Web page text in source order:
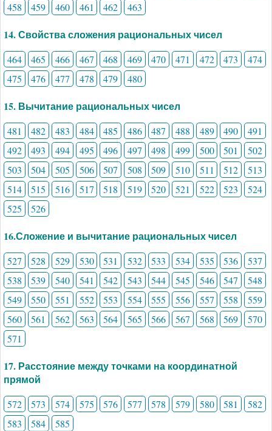
458
459 460 461 462 463
14. Свойства сложения рациональных чисел
464 465 466 467 468 469 470 471 472 473
474
475
476 477 478 479 480
15. Вычитание рациональных чисел
481 482 483 484 485 486 487 488 489 490
491
492
493 494 495 496 497 498 499 500 501
502
503
504 505 506 507 508 509 510 511 512
513
514
515 516 517 518 519 520 521 522 523
524
525
526
16.Сложение и вычитание рациональных чисел
527 528 529 530 531 532 533 534 535 536
537
538
539 540 541 542 543 544 545 546 547
548
549
550 551 552 553 554 555 556 557 558
559
560
561 562 563 564 565 566 567 568 569
570
571
17. Расстояние между точками на координатной
прямой
572 573 574 575 576 577 578 579 580 581
582
583
584 585